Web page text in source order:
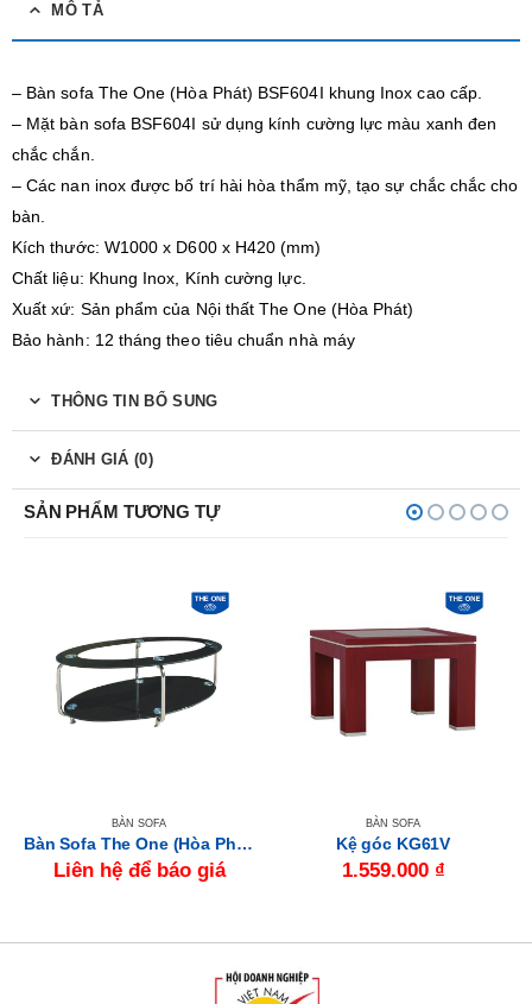
MÔ TẢ
– Bàn sofa The One (Hòa Phát) BSF604I khung Inox cao cấp.
– Mặt bàn sofa BSF604I sử dụng kính cường lực màu xanh đen
chắc chắn.
– Các nan inox được bố trí hài hòa thẩm mỹ, tạo sự chắc chắc cho
bàn.
Kích thước: W1000 x D600 x H420 (mm)
Chất liệu: Khung Inox, Kính cường lực.
Xuất xứ: Sản phẩm của Nội thất The One (Hòa Phát)
Bảo hành: 12 tháng theo tiêu chuẩn nhà máy
THÔNG TIN BỔ SUNG
ĐÁNH GIÁ (0)
SẢN PHẨM TƯƠNG TỰ
BÀN SOFA
Bàn Sofa The One (Hòa Phát) BSF84
Liên hệ để báo giá
BÀN SOFA
Kệ góc KG61V
1.559.000 ₫